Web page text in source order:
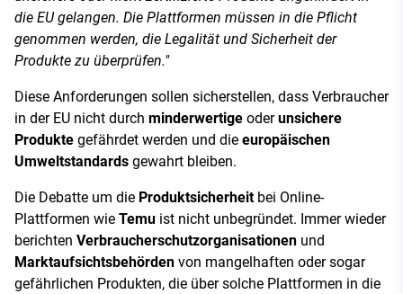
die EU gelangen. Die Plattformen müssen in die Pflicht
genommen werden, die Legalität und Sicherheit der
Produkte zu überprüfen."
Diese Anforderungen sollen sicherstellen, dass Verbraucher
in der EU nicht durch minderwertige oderunsichere
Produkte gefährdet werden und die europäischen
Umweltstandards gewahrt bleiben.
Die Debatte um die Produktsicherheitbei Online-
Plattformen wie Temu ist nicht unbegründet. Immer wieder
berichten Verbraucherschutzorganisationen und
Marktaufsichtsbehörden von mangelhaften oder sogar
gefährlichen Produkten, die über solche Plattformen in die